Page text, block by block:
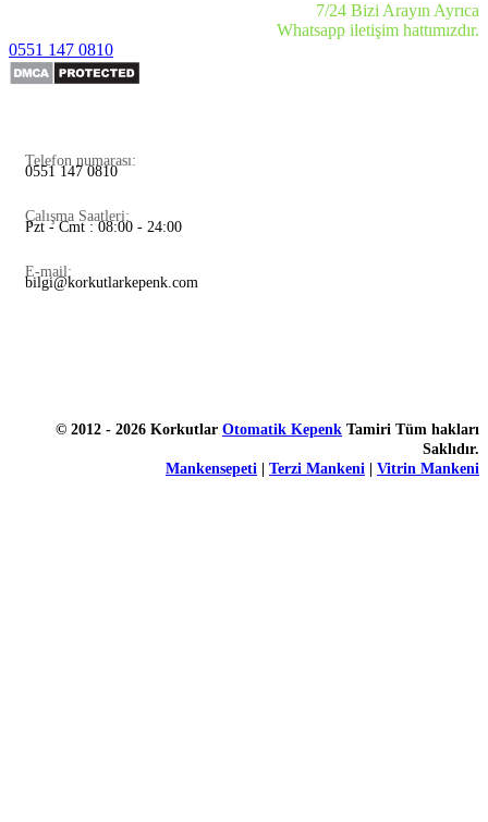
7/24 Bizi Arayın Ayrıca
Whatsapp iletişim hattımızdır.
0551 147 0810
Telefon numarası:
0551 147 0810
Çalışma Saatleri:
Pzt - Cmt : 08:00 - 24:00
E-mail:
bilgi@korkutlarkepenk.com
© 2012 - 2026 Korkutlar Otomatik Kepenk Tamiri Tüm hakları
Saklıdır.
Mankensepeti
Terzi Mankeni Vitrin Mankeni